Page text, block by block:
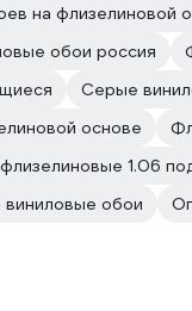
на флизелиновой
обои россия
Серые
основе
1.06
обои